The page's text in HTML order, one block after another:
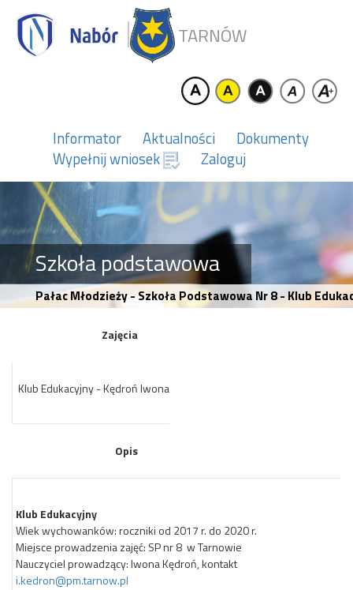
TARNÓW
Informator Aktualności
Dokumenty
Wypełnij wniosek
Zaloguj
Szkoła podstawowa
Pałac Młodzieży - Szkoła Podstawowa Nr 8 - Klub
Zajęcia
Klub Edukacyjny - Kędroń Iwona
Opis
Klub Edukacyjny
Wiek wychowanków: roczniki od 2017 r. do 2020 r.
Miejsce prowadzenia zajęć: SP nr 8 w Tarnowie
Nauczyciel prowadzący: Iwona Kędroń, kontakt
i.kedron@pm.tarnow.pl